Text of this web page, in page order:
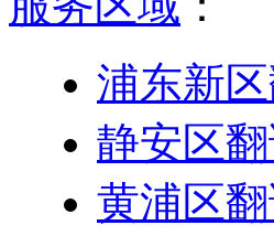
浦东新
静安区
黄浦区